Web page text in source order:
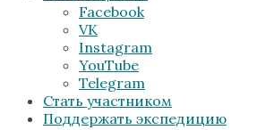
Facebook
VK
Instagram
YouTube
Telegram
Стать участником
Поддержать экспедицию